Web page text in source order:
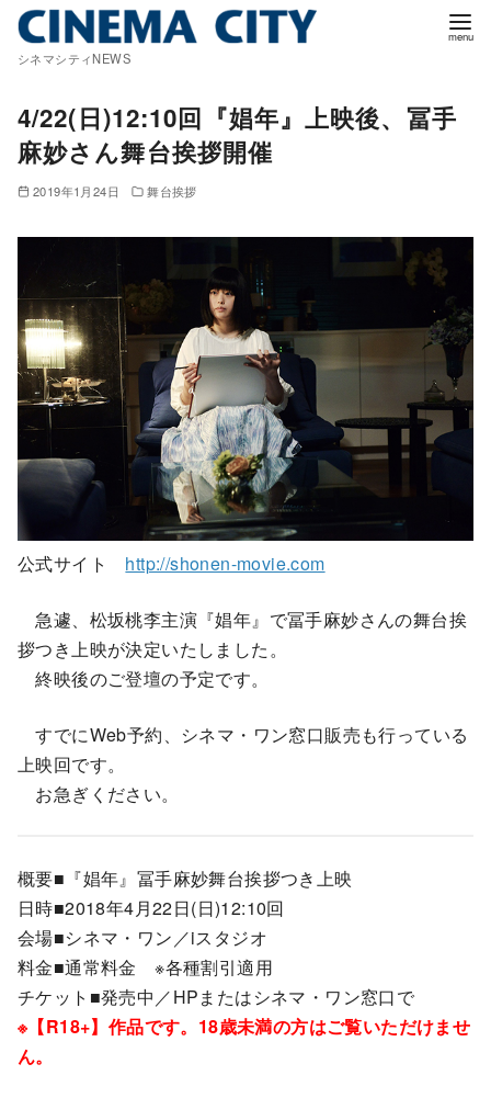
シネマシティNEWS
4/22(日)12:10回『娼年』上映後、冨手
麻妙さん舞台挨拶開催
2019年1月24日 舞台挨拶
公式サイト http://shonen-movie.com
急遽、松坂桃李主演『娼年』で冨手麻妙さんの舞台挨
拶つき上映が決定いたしました。
終映後のご登壇の予定です。
すでにWeb予約、シネマ・ワン窓口販売も行っている
上映回です。
お急ぎください。
概要■『娼年』冨手麻妙舞台挨拶つき上映
日時■2018年4月22日(日)12:10回
会場■シネマ・ワン／iスタジオ
料金■通常料金 ※各種割引適用
チケット■発売中／HPまたはシネマ・ワン窓口で
※【R18+】作品です。18歳未満の方はご覧いただけませ
ん。